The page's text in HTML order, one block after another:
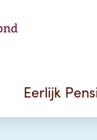
Eerlijk